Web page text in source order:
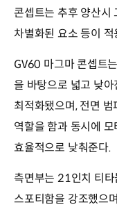
콘셉트는 추후 양산시
차별화된 요소 등이
GV60 마그마 콘셉트
을 바탕으로 넓고 낮
최적화됐으며, 전면
역할을 함과 동시에
효율적으로 낮춰준다.
측면부는 21인치 티
스포티함을 강조했으